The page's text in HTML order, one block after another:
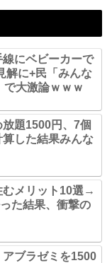
線にベビーカーで
に+民「みんな
大激論ｗｗｗ
放題1500円、7個
した結果みんな
むメリット10選→
た結果、衝撃の
アブラゼミを1500